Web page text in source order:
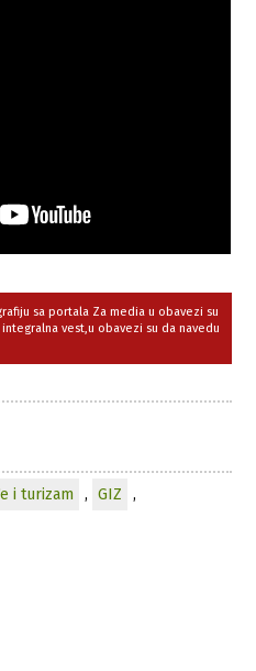
sa portala Za media u obavezi su
vest,u obavezi su da navedu
i turizam , GIZ
,